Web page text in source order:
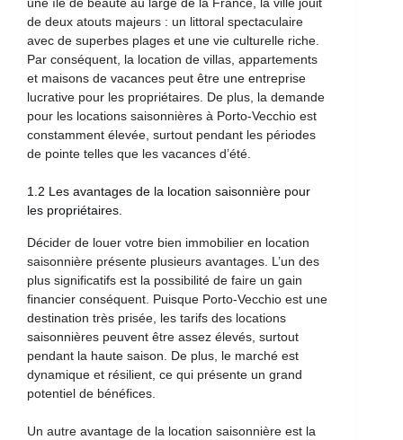
une île de beauté au large de la France, la ville jouit
de deux atouts majeurs : un littoral spectaculaire
avec de superbes plages et une vie culturelle riche.
Par conséquent, la location de villas, appartements
et maisons de vacances peut être une entreprise
lucrative pour les propriétaires. De plus, la demande
pour les locations saisonnières à Porto-Vecchio est
constamment élevée, surtout pendant les périodes
de pointe telles que les vacances d’été.
1.2 Les avantages de la location saisonnière pour
les propriétaires.
Décider de louer votre bien immobilier en location
saisonnière présente plusieurs avantages. L’un des
plus significatifs est la possibilité de faire un gain
financier conséquent. Puisque Porto-Vecchio est une
destination très prisée, les tarifs des locations
saisonnières peuvent être assez élevés, surtout
pendant la haute saison. De plus, le marché est
dynamique et résilient, ce qui présente un grand
potentiel de bénéfices.
Un autre avantage de la location saisonnière est la